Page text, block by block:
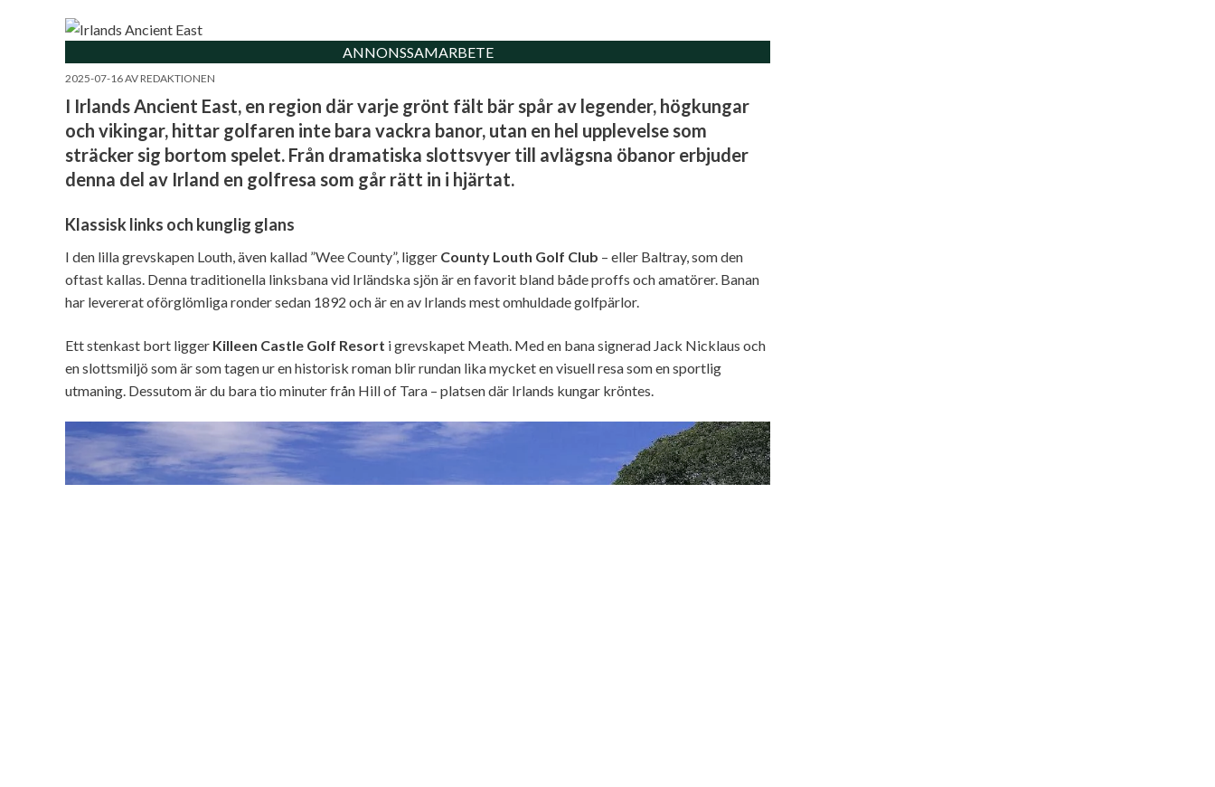
ANNONSSAMARBETE
2025-07-16AVREDAKTIONEN
I Irlands Ancient East, en region där varje grönt fält bär spår av legender, högkungar
och vikingar, hittar golfaren inte bara vackra banor, utan en hel upplevelse som
sträcker sig bortom spelet. Från dramatiska slottsvyer till avlägsna öbanor erbjuder
denna del av Irland en golfresa som går rätt in i hjärtat.
Klassisk links och kunglig glans
I den lilla grevskapen Louth, även kallad ”Wee County”, ligger County Louth Golf Club – eller Baltray, som den
oftast kallas. Denna traditionella linksbana vid Irländska sjön är en favorit bland både proffs och amatörer. Banan
har levererat oförglömliga ronder sedan 1892 och är en av Irlands mest omhuldade golfpärlor.
Ett stenkast bort ligger Killeen Castle Golf Resort i grevskapet Meath. Med en bana signerad Jack Nicklaus och
en slottsmiljö som är som tagen ur en historisk roman blir rundan lika mycket en visuell resa som en sportlig
utmaning. Dessutom är du bara tio minuter från Hill of Tara – platsen där Irlands kungar kröntes.